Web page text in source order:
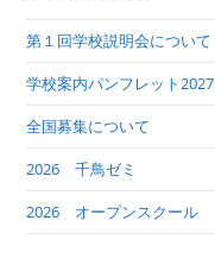
第１回学校説明会について
学校案内パンフレット2027
全国募集について
2026 千鳥ゼミ
2026 オープンスクール